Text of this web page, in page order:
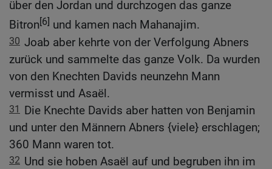
über den Jordan und durchzogen das ganze
Bitron[6] und kamen nach Mahanajim.
30 Joab aber kehrte von der Verfolgung Abners
zurück und sammelte das ganze Volk. Da wurden
von den Knechten Davids neunzehn Mann
vermisst und Asaël.
31 Die Knechte Davids aber hatten von Benjamin
und unter den Männern Abners {viele} erschlagen;
360 Mann waren tot.
32 Und sie hoben Asaël auf und begruben ihn im